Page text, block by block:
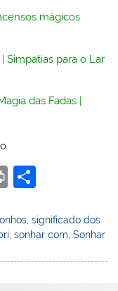
mágicos
|Simpatias para o Lar
das Fadas |
Pr
t
ar
e
,significado dos
,sonhar com,Sonhar